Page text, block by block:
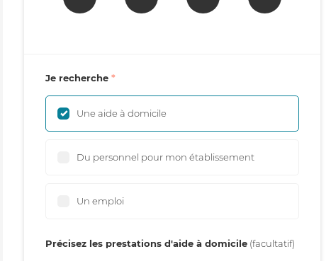
Je recherche
Une aide à domicile
Du personnel pour mon établissement
Un emploi
Précisez les prestations d'aide à domicile